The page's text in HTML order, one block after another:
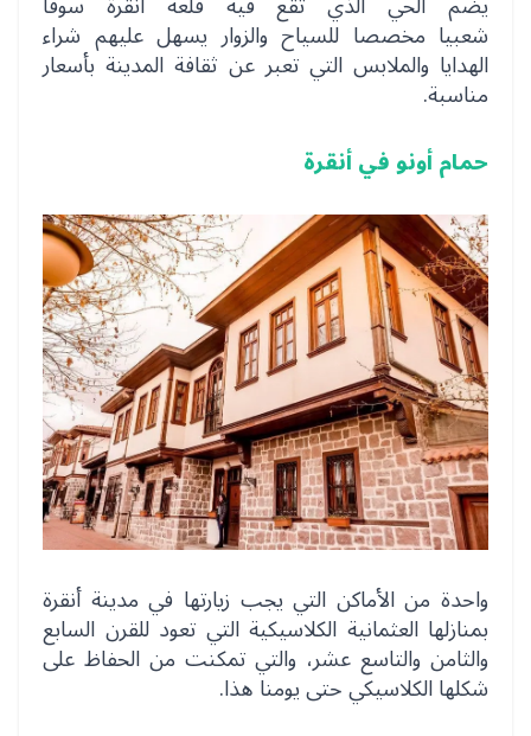
شعبيا مخصصا للسياح والزوار يسهل عليهم شراء
الهدايا والملابس التي تعبر عن ثقافة المدينة بأسعار
مناسبة.
حمام أونو في أنقرة
واحدة من الأماكن التي يجب زيارتها في مدينة أنقرة
بمنازلها العثمانية الكلاسيكية التي تعود للقرن السابع
والثامن والتاسع عشر، والتي تمكنت من الحفاظ على
شكلها الكلاسيكي حتى يومنا هذا.